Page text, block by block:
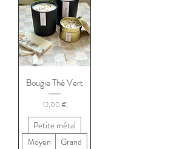
Bougie Thé Vert
Prix
12,00 €
Petite métal
Moyen
Grand